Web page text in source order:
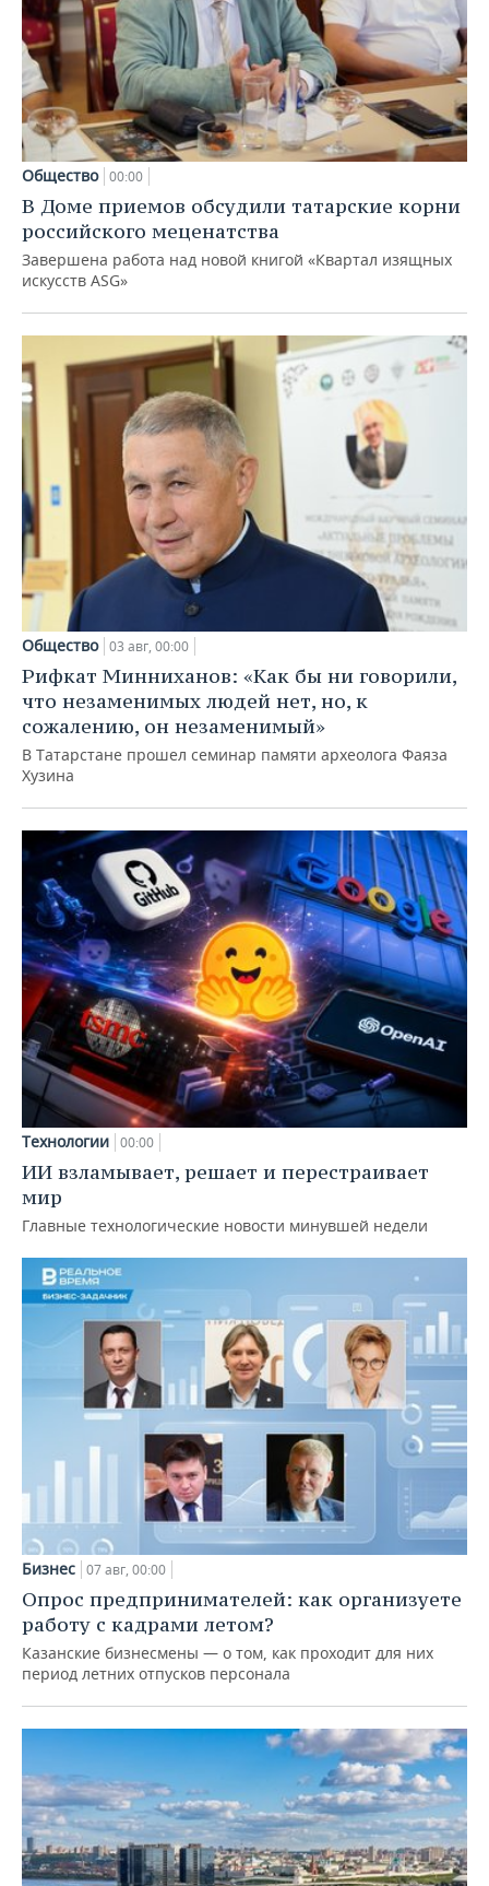
Общество 00:00
В Доме приемов обсудили татарские корни
российского меценатства
Завершена работа над новой книгой «Квартал изящных
искусств ASG»
Общество 03 авг, 00:00
Рифкат Минниханов: «Как бы ни говорили,
что незаменимых людей нет, но, к
сожалению, он незаменимый»
В Татарстане прошел семинар памяти археолога Фаяза
Хузина
Технологии 00:00
ИИ взламывает, решает и перестраивает
мир
Главные технологические новости минувшей недели
Бизнес 07 авг, 00:00
Опрос предпринимателей: как организуете
работу с кадрами летом?
Казанские бизнесмены — о том, как проходит для них
период летних отпусков персонала